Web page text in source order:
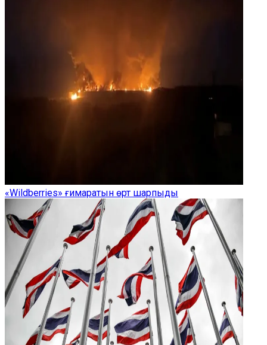
«Wildberries» ғимаратын өрт шарпыды